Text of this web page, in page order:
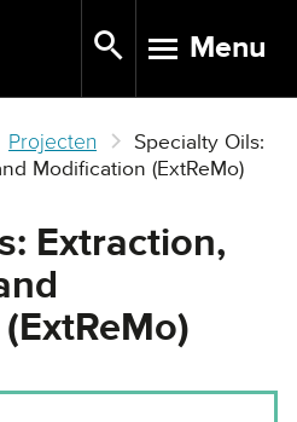
TOGGLE
Menu
Projecten
Specialty Oils:
Modification (ExtReMo)
Extraction,